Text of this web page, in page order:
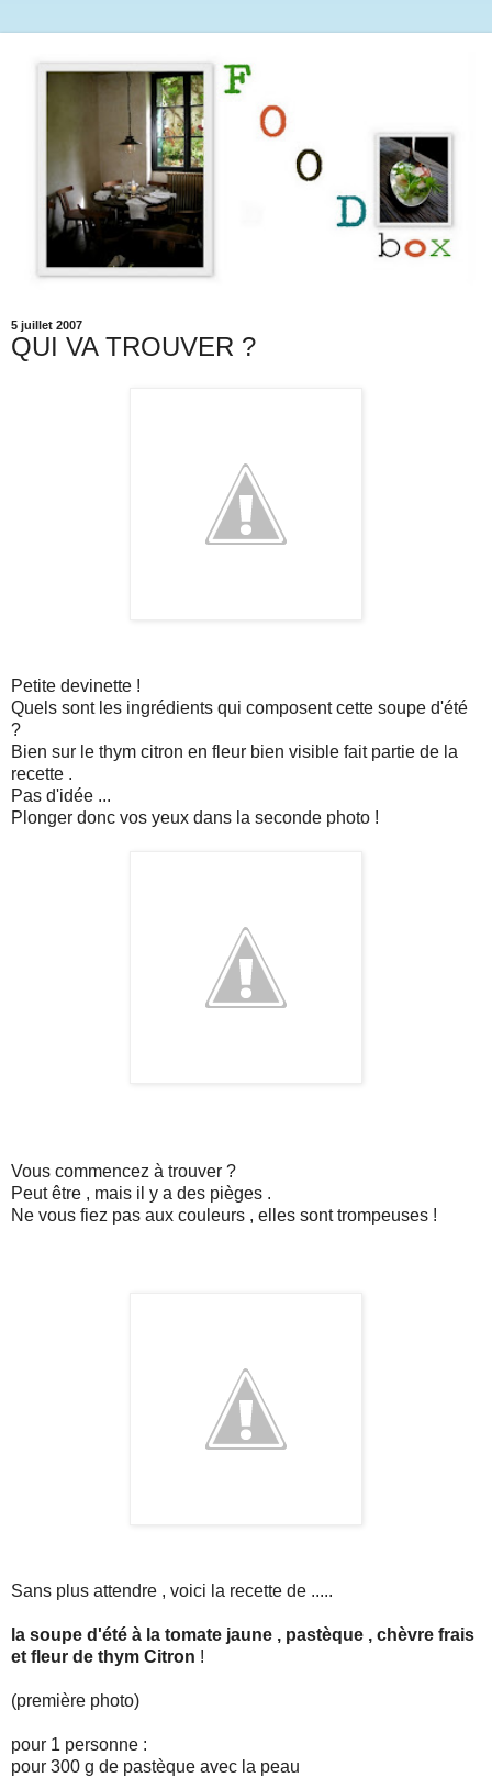
5 juillet 2007
QUI VA TROUVER ?
Petite devinette !
Quels sont les ingrédients qui composent cette soupe d'été
?
Bien sur le thym citron en fleur bien visible fait partie de la
recette .
Pas d'idée ...
Plonger donc vos yeux dans la seconde photo !
Vous commencez à trouver ?
Peut être , mais il y a des pièges .
Ne vous fiez pas aux couleurs , elles sont trompeuses !
Sans plus attendre , voici la recette de .....
la soupe d'été à la tomate jaune , pastèque , chèvre frais
et fleur de thym Citron !
(première photo)
pour 1 personne :
pour 300 g de pastèque avec la peau